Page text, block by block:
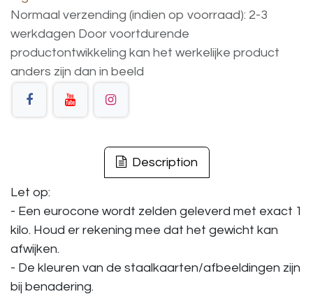
Normaal verzending (indien op voorraad): 2-3
werkdagen Door voortdurende
productontwikkeling kan het werkelijke product
anders zijn dan in beeld
Description
Let op:
- Een eurocone wordt zelden geleverd met exact 1
kilo. Houd er rekening mee dat het gewicht kan
afwijken.
- De kleuren van de staalkaarten/afbeeldingen zijn
bij benadering.